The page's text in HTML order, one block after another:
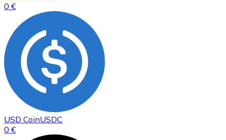
0 €
USD CoinUSDC
0 €